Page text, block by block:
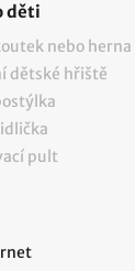
děti
nebo herna
dětské hřiště
pult